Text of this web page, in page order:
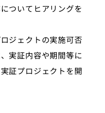
ついてヒアリングを
ジェクトの実施可否
実証内容や期間等に
証プロジェクトを開